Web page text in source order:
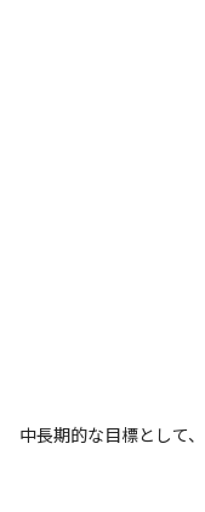
中長期的な目標として